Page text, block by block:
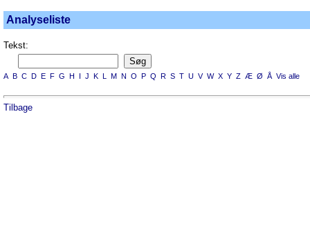
Analyseliste
Tekst:
A B C D E F G H I J K L M N O P Q R S T U V W X Y Z Æ Ø Å Vis alle
Tilbage